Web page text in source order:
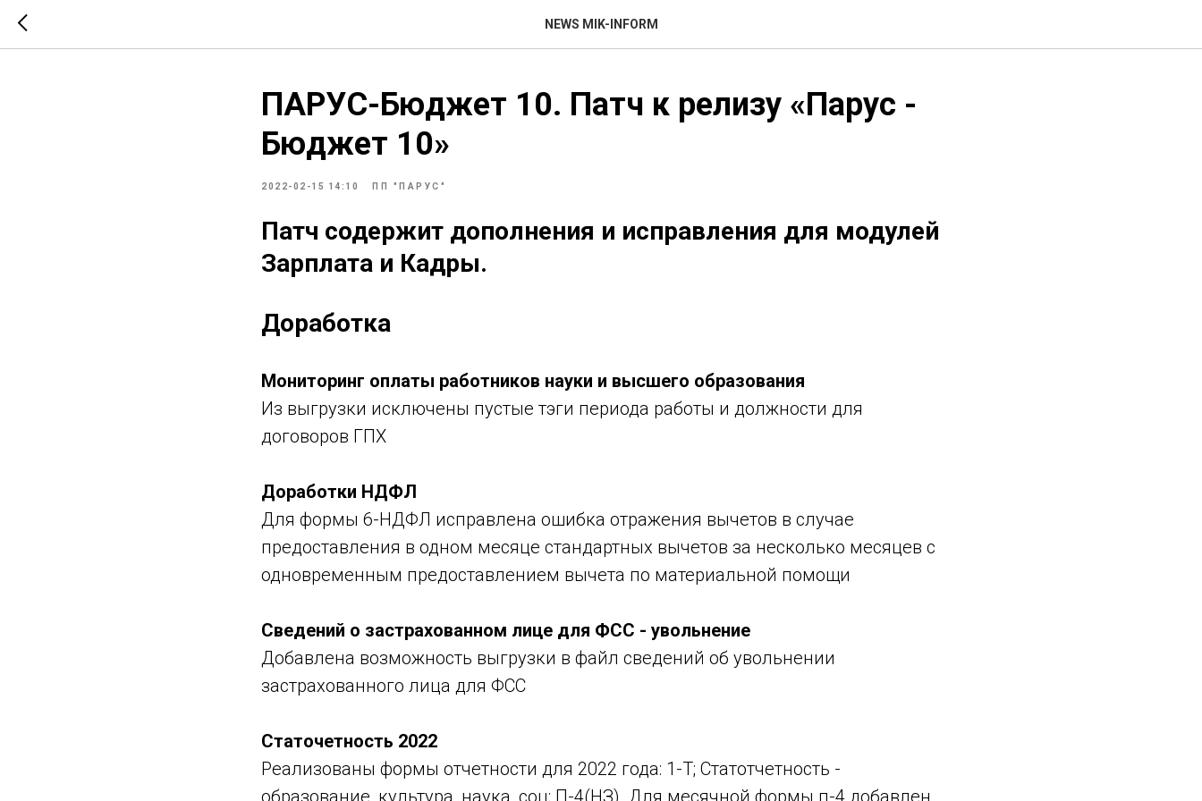
NEWS MIK-INFORM
ПАРУС-Бюджет 10. Патч к релизу «Парус -
Бюджет 10»
2022-02-15 14:10 ПП "ПАРУС"
Патч содержит дополнения и исправления для модулей
Зарплата и Кадры.
Доработка
Мониторинг оплаты работников науки и высшего образования
Из выгрузки исключены пустые тэги периода работы и должности для
договоров ГПХ
Доработки НДФЛ
Для формы 6-НДФЛ исправлена ошибка отражения вычетов в случае
предоставления в одном месяце стандартных вычетов за несколько месяцев с
одновременным предоставлением вычета по материальной помощи
Сведений о застрахованном лице для ФСС - увольнение
Добавлена возможность выгрузки в файл сведений об увольнении
застрахованного лица для ФСС
Статочетность 2022
Реализованы формы отчетности для 2022 года: 1-Т; Статотчетность -
образование, культура, наука, соц; П-4(НЗ). Для месячной формы п-4 добавлен